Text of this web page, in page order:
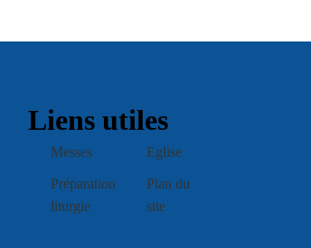
Liens utiles
Messes Eglise
Préparation
liturgie
Plan du
site